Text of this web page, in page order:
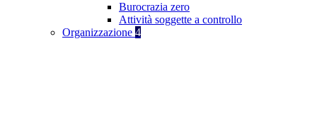
Burocrazia zero
Attività soggette a controllo
Organizzazione 4